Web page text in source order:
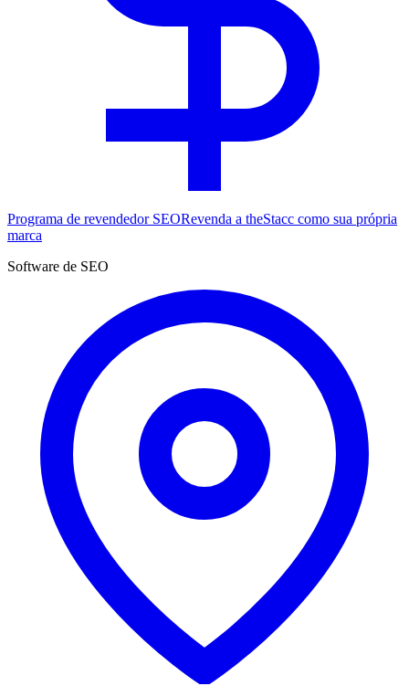
Programa de revendedor SEORevenda a theStacc como sua própria
marca
Software de SEO